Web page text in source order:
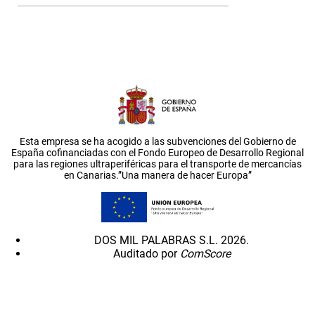
Esta empresa se ha acogido a las subvenciones del Gobierno de
España cofinanciadas con el Fondo Europeo de Desarrollo Regional
para las regiones ultraperiféricas para el transporte de mercancías
en Canarias.”Una manera de hacer Europa”
DOS MIL PALABRAS S.L. 2026.
Auditado por ComScore